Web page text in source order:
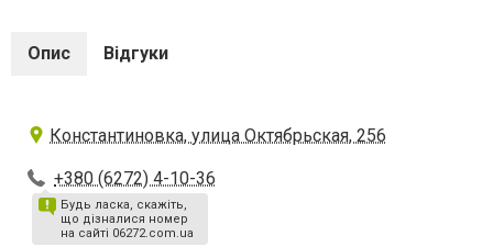
Опис Відгуки
Константиновка, улица Октябрьская, 256
+380 (6272) 4-10-36
Будь ласка, скажіть,
що дізналися номер
на сайті 06272.com.ua